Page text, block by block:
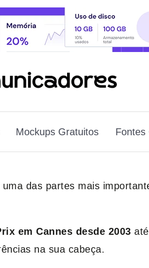
Mockups Gratuitos Fontes
das partes mais
em Cannes desde 2003
na sua cabeça.